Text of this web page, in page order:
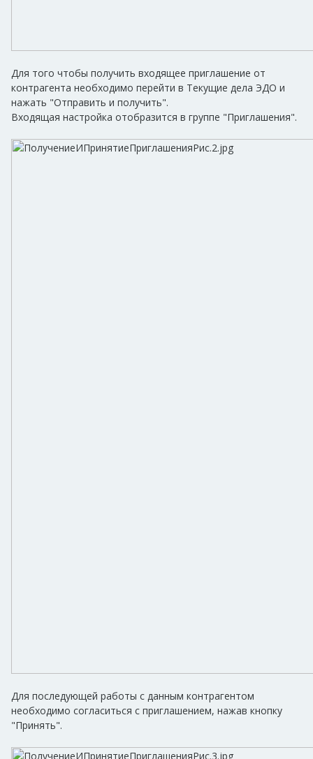
Для того чтобы получить входящее приглашение от
контрагента необходимо перейти в Текущие дела ЭДО и
нажать "Отправить и получить".
Входящая настройка отобразится в группе "Приглашения".
Для последующей работы с данным контрагентом
необходимо согласиться с приглашением, нажав кнопку
"Принять".